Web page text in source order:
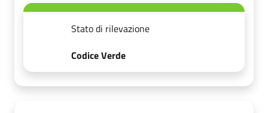
Stato di rilevazione
Codice Verde